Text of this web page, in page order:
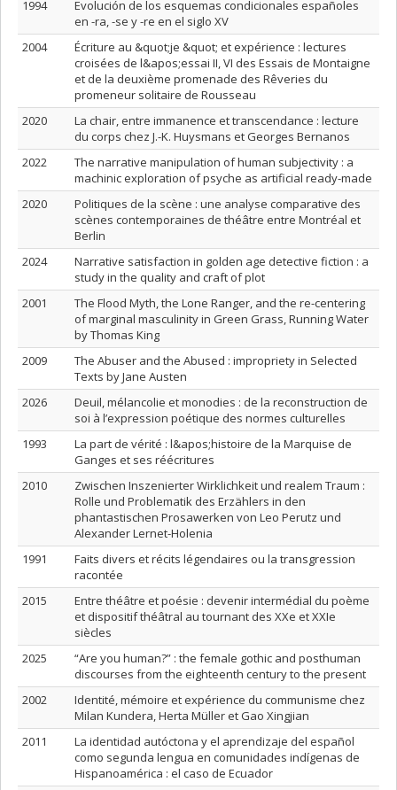
1994
Evolución de los esquemas condicionales españoles
en -ra, -se y -re en el siglo XV
2004
Écriture au &quot;je &quot; et expérience : lectures
croisées de l&apos;essai II, VI des Essais de Montaigne
et de la deuxième promenade des Rêveries du
promeneur solitaire de Rousseau
2020
La chair, entre immanence et transcendance : lecture
du corps chez J.-K. Huysmans et Georges Bernanos
2022
The narrative manipulation of human subjectivity : a
machinic exploration of psyche as artificial ready-made
2020
Politiques de la scène : une analyse comparative des
scènes contemporaines de théâtre entre Montréal et
Berlin
2024
Narrative satisfaction in golden age detective fiction : a
study in the quality and craft of plot
2001
The Flood Myth, the Lone Ranger, and the re-centering
of marginal masculinity in Green Grass, Running Water
by Thomas King
2009
The Abuser and the Abused : impropriety in Selected
Texts by Jane Austen
2026
Deuil, mélancolie et monodies : de la reconstruction de
soi à l’expression poétique des normes culturelles
1993
La part de vérité : l&apos;histoire de la Marquise de
Ganges et ses réécritures
2010
Zwischen Inszenierter Wirklichkeit und realem Traum :
Rolle und Problematik des Erzählers in den
phantastischen Prosawerken von Leo Perutz und
Alexander Lernet-Holenia
1991
Faits divers et récits légendaires ou la transgression
racontée
2015
Entre théâtre et poésie : devenir intermédial du poème
et dispositif théâtral au tournant des XXe et XXIe
siècles
2025
“Are you human?” : the female gothic and posthuman
discourses from the eighteenth century to the present
2002
Identité, mémoire et expérience du communisme chez
Milan Kundera, Herta Müller et Gao Xingjian
2011
La identidad autóctona y el aprendizaje del español
como segunda lengua en comunidades indígenas de
Hispanoamérica : el caso de Ecuador